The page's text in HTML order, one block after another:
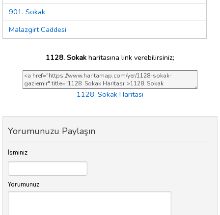
901. Sokak
Malazgirt Caddesi
1128. Sokak haritasına link verebilirsiniz;
1128. Sokak Haritası
Yorumunuzu Paylaşın
İsminiz
Yorumunuz